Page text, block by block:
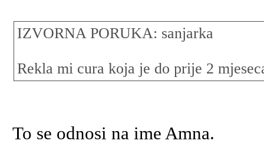
IZVORNA PORUKA: sanjarka
Rekla mi cura koja je do prije 2
To se odnosi na ime Amna.